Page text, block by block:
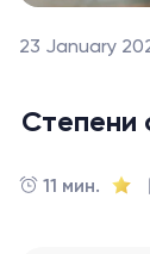
23 January
Степени
11 мин.